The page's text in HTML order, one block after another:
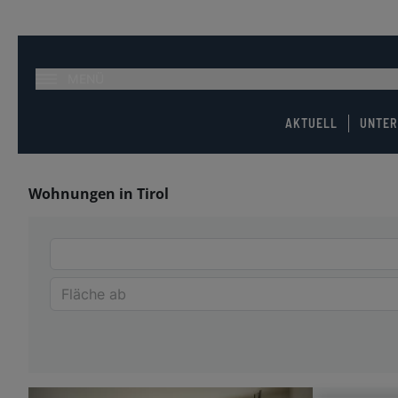
AKTUELL
Wohnungen in Tirol